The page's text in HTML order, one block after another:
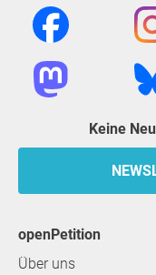
Keine
openPetition
Über uns